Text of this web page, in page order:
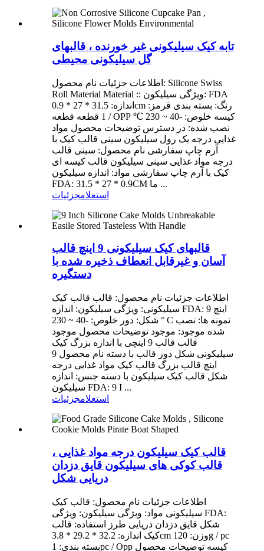
تابه کیک سیلیکونی غیر خورنده ، قالبهای
گل سیلیکونی محیطی
اطلاعات جزئیات نام محصول: Silicone Swiss
Roll Material Material :: ویژگی سیلیکون: FDA
اندازه: 31.5 * 27 * 0.9cm رنگ: بسته بندی قرمز:
1 قطعه قطعه / OPP کیسه خلوص: -40 ~ 230 ℃
نصب شده: در دسترس توضیحات محصول مواد
غذایی درجه یک رول سیلیکون سینی قالب کیک با
آرم چاپ سفارشی نام محصول: سینی قالب
درجه مواد غذایی سینی سیلیکون قالب کیسه ای
کیک با آرم چاپ سفارشی مواد: اندازه سیلیکون
FDA: 31.5 * 27 * 0.9CM ما ...
استعلامجزئیات
قالبهای کیک سیلیکونی 9 اینچ قالب
آسان و غیرقابل انعطاف ذخیره شده با
دستگیره
اطلاعات جزئیات نام محصول: قالب قالب کیک
سیلیکونی: ویژگی سیلیکون: اندازه FDA: 9 اینچ
شکل: دور خلوص: -40 ~ 230 ° C نمونه ها: نصب
شده موجود: موجود توضیحات محصول موجود
قالب قالب 9 اینچی با اندازه بزرگ کیک
سیلیکونی شکل دور قالب با دسته نام محصول 9
اینچ قالب بزرگ قالب کیک مواد غذایی درجه
شکل قالب کیک سیلیکون با دسته جنس: اندازه
سیلیکون FDA: 9 I ...
استعلامجزئیات
قالب کیک سیلیکون درجه مواد غذایی ،
قالب کوکی های سیلیکون قایق دزدان
دریایی شکل
اطلاعات جزئیات نام محصول: قالب کیک
سیلیکونی مواد: ویژگی سیلیکون: ویژگی FDA:
شکل قایق دزدان دریایی طرز استفاده: قالب
کیک اندازه: 32.2 * 29.2 * 3.8cm وزن: 120g / pc
بسته بندی: 1pc / Opp کیسه توضیحات محصول